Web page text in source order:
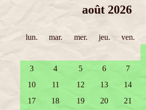
août 2026
lun. mar. mer. jeu. ven.
3
4 5 6 7
10
11 12 13 14
17
18 19 20 21